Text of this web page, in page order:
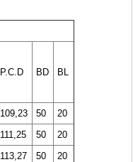
P.C.D BD BL
109,23 50
20
111,25 50
20
113,27 50
20